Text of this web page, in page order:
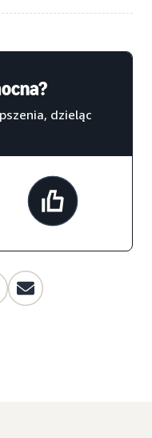
dzieląc